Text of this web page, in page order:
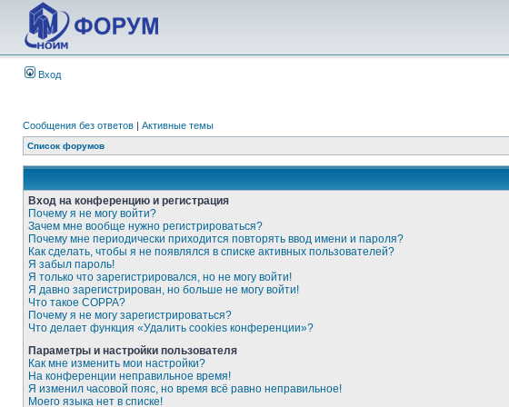
Вход
Сообщения без ответов | Активные темы
Список форумов
Вход на конференцию и регистрация
Почему я не могу войти?
Зачем мне вообще нужно регистрироваться?
Почему мне периодически приходится повторять ввод имени и пароля?
Как сделать, чтобы я не появлялся в списке активных пользователей?
Я забыл пароль!
Я только что зарегистрировался, но не могу войти!
Я давно зарегистрирован, но больше не могу войти!
Что такое COPPA?
Почему я не могу зарегистрироваться?
Что делает функция «Удалить cookies конференции»?
Параметры и настройки пользователя
Как мне изменить мои настройки?
На конференции неправильное время!
Я изменил часовой пояс, но время всё равно неправильное!
Моего языка нет в списке!